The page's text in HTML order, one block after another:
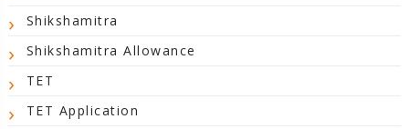
Shikshamitra
Shikshamitra Allowance
TET
TET Application